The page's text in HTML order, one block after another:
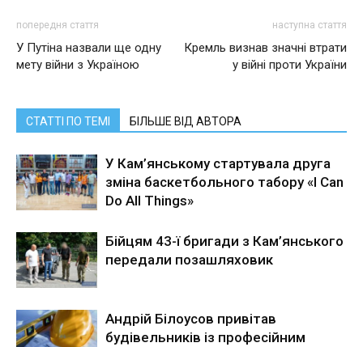
попередня стаття
У Путіна назвали ще одну
мету війни з Україною
наступна стаття
Кремль визнав значні втрати
у війні проти України
СТАТТІ ПО ТЕМІ БІЛЬШЕ ВІД АВТОРА
У Кам’янському стартувала друга
зміна баскетбольного табору «I Can
Do All Things»
Бійцям 43-ї бригади з Кам’янського
передали позашляховик
Андрій Білоусов привітав
будівельників із професійним